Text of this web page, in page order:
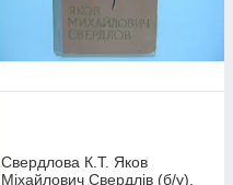
Свердлова К.Т. Яков
Міхайлович Свердлів (б/у).